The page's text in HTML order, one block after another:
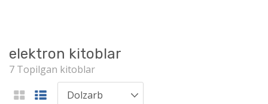
elektron kitoblar
7 Topilgan kitoblar